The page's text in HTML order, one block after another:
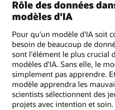
Rôle des données
modèles d'IA
Pour qu'un modèle d'IA soit
besoin de beaucoup de
sont l'élément le plus crucial
modèles d'IA. Sans elle, le
simplement pas apprendre.
modèle apprendra les
scientists sélectionnent des
projets avec intention et soin.